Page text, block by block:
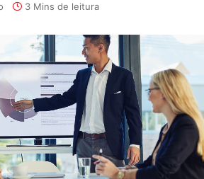
3 Mins de leitura